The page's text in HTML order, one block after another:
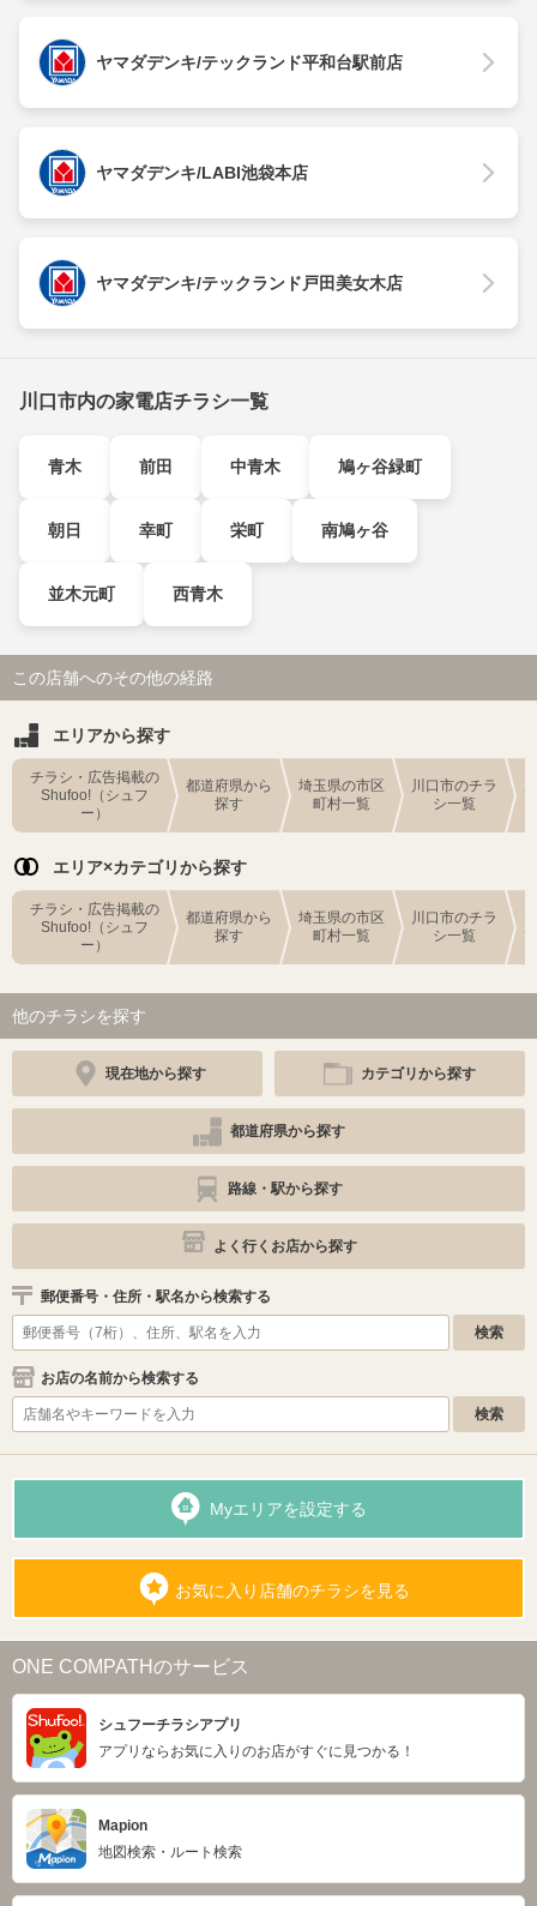
ヤマダデンキ/テックランド平和台駅前店
ヤマダデンキ/LABI池袋本店
ヤマダデンキ/テックランド戸田美女木店
川口市内の家電店チラシ一覧
青木 前田 中青木 鳩ヶ谷緑町
朝日 幸町 栄町 南鳩ヶ谷
並木元町 西青木
この店舗へのその他の経路
エリアから探す
チラシ・広告掲載の
Shufoo!（シュフ
ー）
都道府県から
探す
埼玉県の市区
町村一覧
川口市のチラ
シ一覧
エリア×カテゴリから探す
チラシ・広告掲載の
Shufoo!（シュフ
ー）
都道府県から
探す
埼玉県の市区
町村一覧
川口市のチラ
シ一覧
他のチラシを探す
現在地から探す カテゴリから探す
都道府県から探す
路線・駅から探す
よく行くお店から探す
郵便番号・住所・駅名から検索する
お店の名前から検索する
Myエリアを設定する
お気に入り店舗のチラシを見る
ONE COMPATHのサービス
シュフーチラシアプリ
アプリならお気に入りのお店がすぐに見つかる！
Mapion
地図検索・ルート検索